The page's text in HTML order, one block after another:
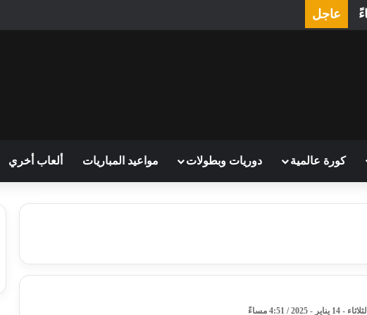
عاجل
كورة عالمية دوريات وبطولات مواعيد المباريات ألعاب أخري
الثلاثاء - 14 يناير - 2025 / 4:51 مساءً